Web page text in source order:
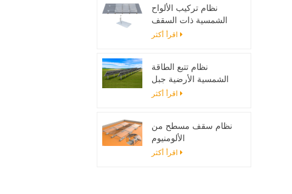
نظام تركيب الألواح
الشمسية ذات السقف
المسطح مع اللمعان
اقرأ أكثر
نظام تتبع الطاقة
الشمسية الأرضية جبل
حامل قابل للتعديل لوحة
اقرأ أكثر
نظام سقف مسطح من
الألومنيوم
اقرأ أكثر